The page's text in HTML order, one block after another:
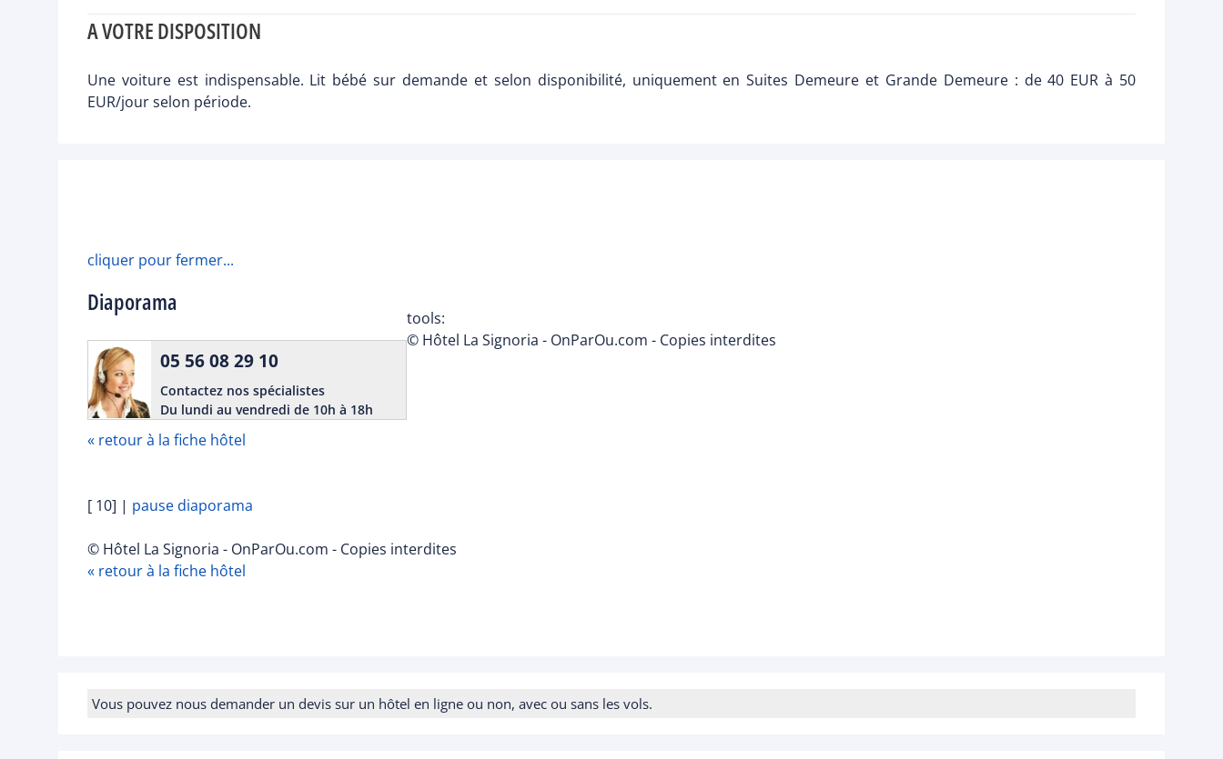
A VOTRE DISPOSITION
Une voiture est indispensable. Lit bébé sur demande et selon disponibilité, uniquement en Suites Demeure et Grande Demeure : de 40 EUR à 50
EUR/jour selon période.
cliquer pour fermer...
Diaporama
05 56 08 29 10
Contactez nos spécialistes
Du lundi au vendredi de 10h à 18h
tools:
© Hôtel La Signoria - OnParOu.com - Copies interdites
« retour à la fiche hôtel
[ 10] | pause diaporama
© Hôtel La Signoria - OnParOu.com - Copies interdites
« retour à la fiche hôtel
Vous pouvez nous demander un devis sur un hôtel en ligne ou non, avec ou sans les vols.